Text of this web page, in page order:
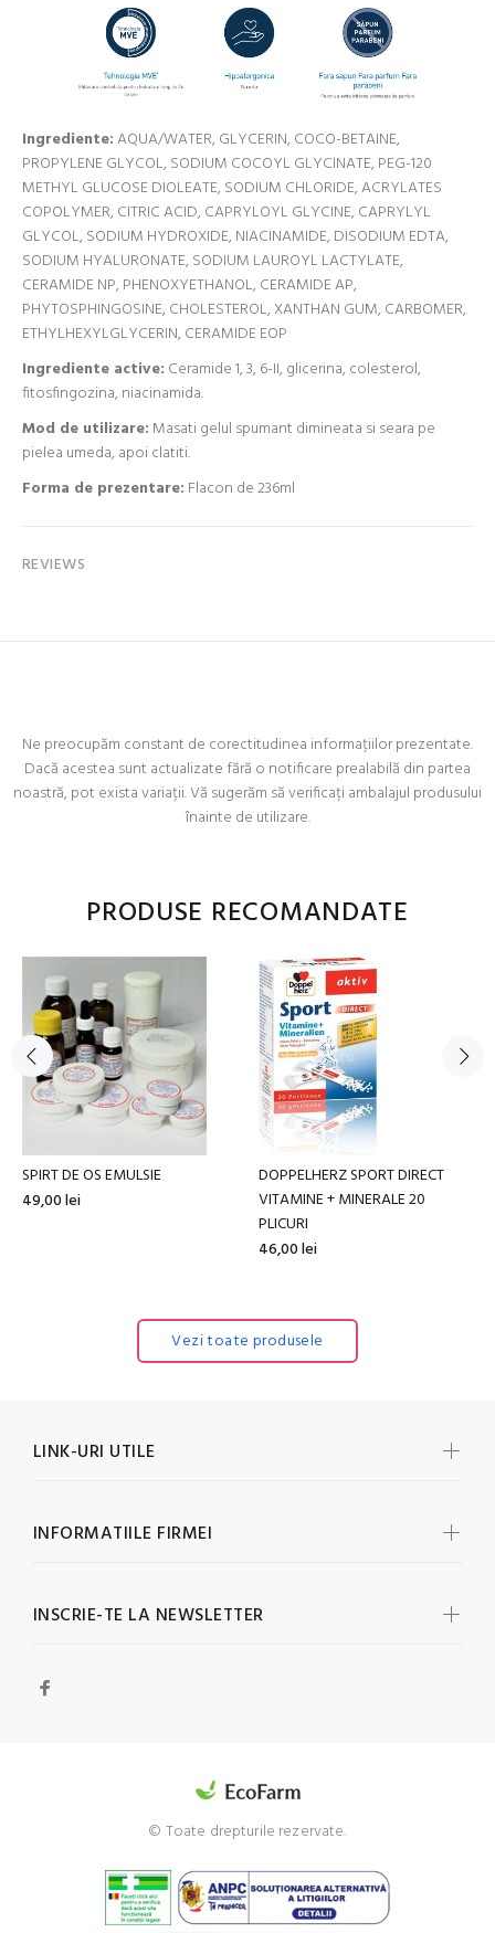
Ingrediente:AQUA/WATER, GLYCERIN, COCO-BETAINE,
PROPYLENE GLYCOL, SODIUM COCOYL GLYCINATE, PEG-120
METHYL GLUCOSE DIOLEATE, SODIUM CHLORIDE, ACRYLATES
COPOLYMER, CITRIC ACID, CAPRYLOYL GLYCINE, CAPRYLYL
GLYCOL, SODIUM HYDROXIDE, NIACINAMIDE, DISODIUM EDTA,
SODIUM HYALURONATE, SODIUM LAUROYL LACTYLATE,
CERAMIDE NP, PHENOXYETHANOL, CERAMIDE AP,
PHYTOSPHINGOSINE, CHOLESTEROL, XANTHAN GUM, CARBOMER,
ETHYLHEXYLGLYCERIN, CERAMIDE EOP
Ingrediente active: Ceramide 1, 3, 6-II, glicerina, colesterol,
fitosfingozina, niacinamida.
Mod de utilizare: Masati gelul spumant dimineata si seara pe
pielea umeda, apoi clatiti.
Forma de prezentare: Flacon de 236ml
REVIEWS
Ne preocupăm constant de corectitudinea informațiilor prezentate.
Dacă acestea sunt actualizate fără o notificare prealabilă din partea
noastră, pot exista variații. Vă sugerăm să verificați ambalajul produsului
înainte de utilizare.
PRODUSE RECOMANDATE
SPIRT DE OS EMULSIE
49,00 lei
DOPPELHERZ SPORT DIRECT
VITAMINE + MINERALE 20
PLICURI
46,00 lei
Vezi toate produsele
LINK-URI UTILE
INFORMATIILE FIRMEI
INSCRIE-TE LA NEWSLETTER
© Toate drepturile rezervate.